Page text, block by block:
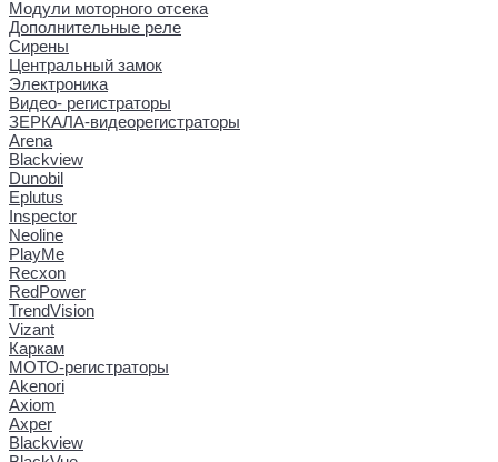
Модули моторного отсека
Дополнительные реле
Сирены
Центральный замок
Электроника
Видео- регистраторы
ЗЕРКАЛА-видеорегистраторы
Arena
Blackview
Dunobil
Eplutus
Inspector
Neoline
PlayMe
Recxon
RedPower
TrendVision
Vizant
Каркам
МОТО-регистраторы
Akenori
Axiom
Axper
Blackview